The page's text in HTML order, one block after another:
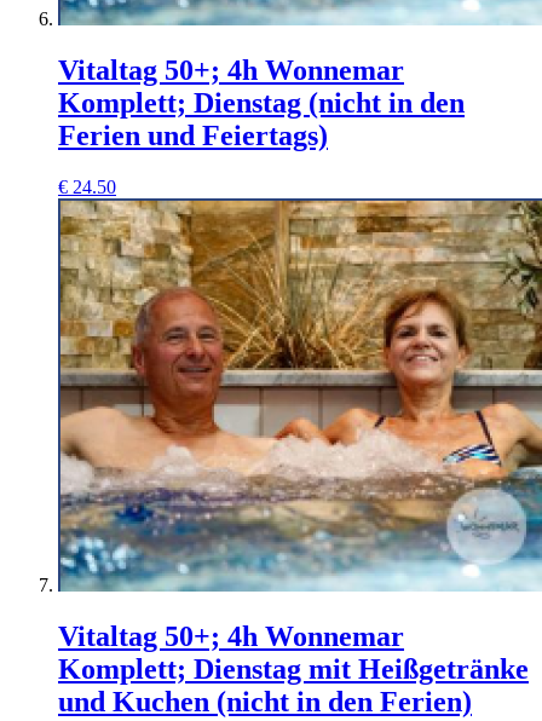
Vitaltag 50+; 4h Wonnemar
Komplett; Dienstag (nicht in den
Ferien und Feiertags)
€ 24.50
Vitaltag 50+; 4h Wonnemar
Komplett; Dienstag mit Heißgetränke
und Kuchen (nicht in den Ferien)